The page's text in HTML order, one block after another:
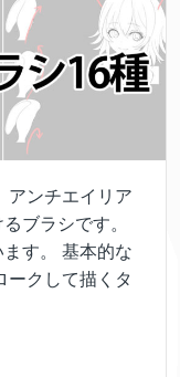
アンチエイリア
ブラシです。
す。 基本的な
ークして描くタ